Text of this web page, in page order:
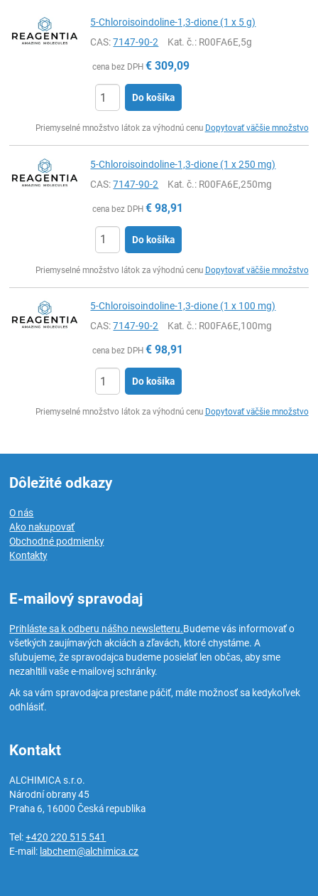
5-Chloroisoindoline-1,3-dione (1 x 5 g)
CAS:7147-90-2 Kat. č.: R00FA6E,5g
cena bez DPH € 309,09
Do košíka
Priemyselné množstvo látok za výhodnú cenu Dopytovať väčšie množstvo
5-Chloroisoindoline-1,3-dione (1 x 250 mg)
CAS:7147-90-2 Kat. č.: R00FA6E,250mg
cena bez DPH € 98,91
Do košíka
Priemyselné množstvo látok za výhodnú cenu Dopytovať väčšie množstvo
5-Chloroisoindoline-1,3-dione (1 x 100 mg)
CAS:7147-90-2 Kat. č.: R00FA6E,100mg
cena bez DPH € 98,91
Do košíka
Priemyselné množstvo látok za výhodnú cenu Dopytovať väčšie množstvo
Dôležité odkazy
O nás
Ako nakupovať
Obchodné podmienky
Kontakty
E-mailový spravodaj
Prihláste sa k odberu nášho newsletteru.Budeme vás informovať o
všetkých zaujímavých akciách a zľavách, ktoré chystáme. A
sľubujeme, že spravodajca budeme posielať len občas, aby sme
nezahltili vaše e-mailovej schránky.
Ak sa vám spravodajca prestane páčiť, máte možnosť sa kedykoľvek
odhlásiť.
Kontakt
ALCHIMICA s.r.o.
Národní obrany 45
Praha 6, 16000Česká republika
Tel:+420 220 515 541
E-mail: labchem@alchimica.cz